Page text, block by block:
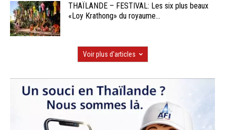
THAÏLANDE – FESTIVAL: Les six plus beaux
«Loy Krathong» du royaume...
Voir plus d'articles